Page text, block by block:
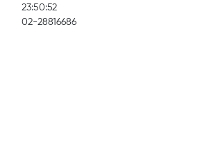
23:50:52
02-28816686